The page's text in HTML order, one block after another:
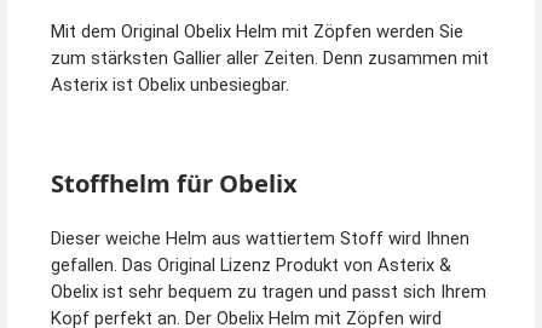
Mit dem Original Obelix Helm mit Zöpfen werden Sie
zum stärksten Gallier aller Zeiten. Denn zusammen mit
Asterix ist Obelix unbesiegbar.
Stoffhelm für Obelix
Dieser weiche Helm aus wattiertem Stoff wird Ihnen
gefallen. Das Original Lizenz Produkt von Asterix &
Obelix ist sehr bequem zu tragen und passt sich Ihrem
Kopf perfekt an. Der Obelix Helm mit Zöpfen wird